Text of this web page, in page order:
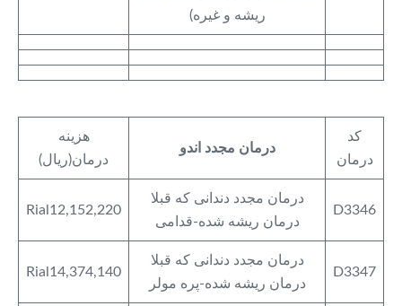
ریشه و غیره)
کد
درمان
درمان مجدد اندو
هزینه
درمان(ریال)
D3346
درمان مجدد دندانی که قبلا
درمان ریشه شده-قدامی
Rial12,152,220
D3347
درمان مجدد دندانی که قبلا
درمان ریشه شده-پره مولر
Rial14,374,140